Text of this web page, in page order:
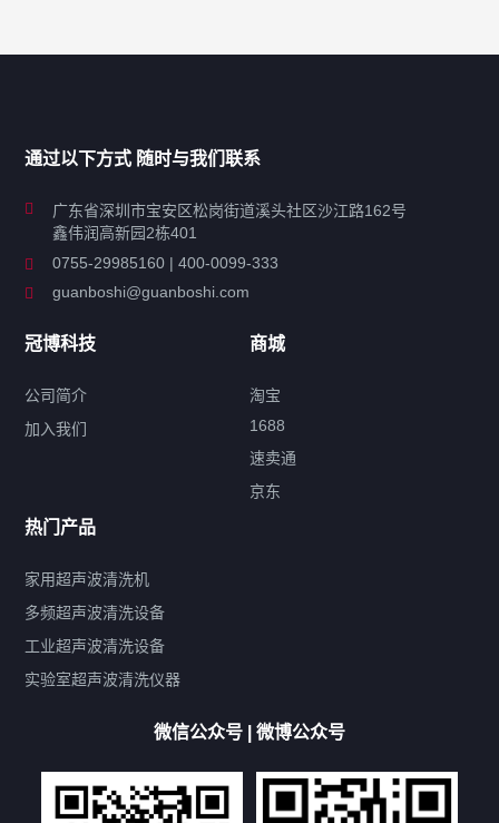
工业超声波清洗设备
特种超声波洗净产品
超声波配件
产品标签
鼓泡 升降 抛动
带加热
功率可调
双波脱气
机械旋钮系列
厨具清洗机
超声波振板
高尔夫球杆清洗机
大型单槽带过滤系列
全自动/半自动系列
客户定制非标机参考
双槽三槽四槽五槽多槽系列
通过以下方式 随时与我们联系
广东省深圳市宝安区松岗街道溪头社区沙江路162号
鑫伟润高新园2栋401
0755-29985160 | 400-0099-333
guanboshi@guanboshi.com
冠博科技
公司简介
加入我们
商城
淘宝
1688
速卖通
京东
热门产品
家用超声波清洗机
多频超声波清洗设备
工业超声波清洗设备
实验室超声波清洗仪器
微信公众号 | 微博公众号